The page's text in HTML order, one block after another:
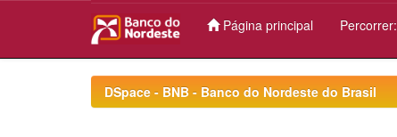
Página principal Percorrer:
DSpace - BNB - Banco do Nordeste do Brasil